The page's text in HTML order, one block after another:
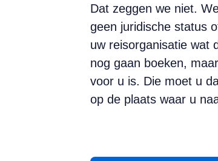
Dat zeggen we niet.
geen juridische status
uw reisorganisatie wat
nog gaan boeken,
voor u is. Die moet u
op de plaats waar u